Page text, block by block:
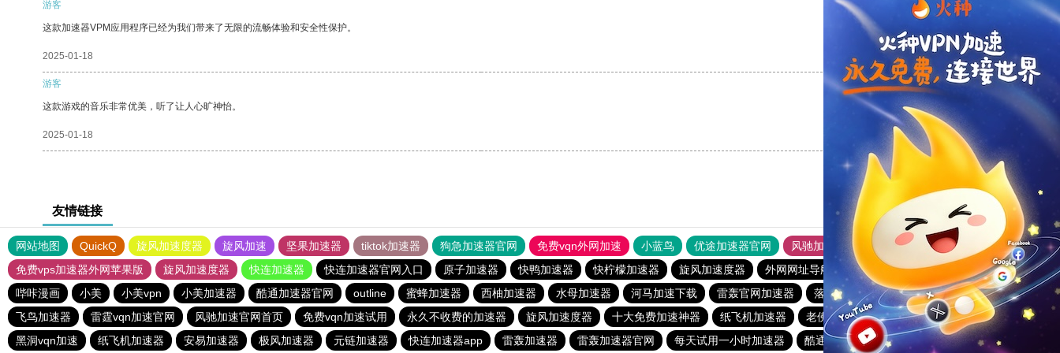
游客
这款加速器VPM应用程序已经为我们带来了无限的流畅体验和安全性保护。
2025-01-18 支持 [0] 反对 [0]
游客
这款游戏的音乐非常优美，听了让人心旷神怡。
2025-01-18 支持
友情链接
网站地图 QuickQ 旋风加速度器 旋风加速 坚果加速器 tiktok加速器 狗急加速器官网 免费vqn外网加速 小蓝鸟 优途加速器官网 风驰加速器
旋风加速器
免费vps加速器外网苹果版
旋风加速度器 快连加速器 快连加速器官网入口 原子加速器 快鸭加速器 快柠檬加速器 旋风加速度器 外网网址导航 软件中心 雷霆加速
狂飙加速器
哔咔漫画
小美 小美vpn 小美加速器 酷通加速器官网 outline 蜜蜂加速器 西柚加速器 水母加速器 河马加速下载 雷轰官网加速器 落地机 快柠檬 旋风加速度器
outline
飞鸟加速器
雷霆vqn加速官网 风驰加速官网首页 免费vqn加速试用 永久不收费的加速器 旋风加速度器 十大免费加速神器 纸飞机加速器 老佛爷加速器 银河vqn官网
tyl加速器官网
黑洞vqn加速
纸飞机加速器 安易加速器 极风加速器 元链加速器 快连加速器app 雷轰加速器 雷轰加速器官网 每天试用一小时加速器 酷通加速器 BitzNet官网 旋风加速度器